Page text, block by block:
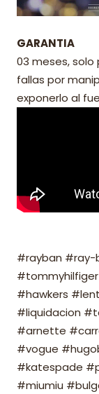
GARANTIA
03 meses, solo
fallas por
exponerlo al
#rayban #ray-
#hawkers
#liquidacion
#arnette
#vogue
#katespade
#miumiu